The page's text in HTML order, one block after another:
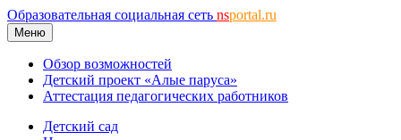
Образовательная социальная сеть nsportal.ru
Меню
Обзор возможностей
Детский проект «Алые паруса»
Аттестация педагогических работников
Детский сад